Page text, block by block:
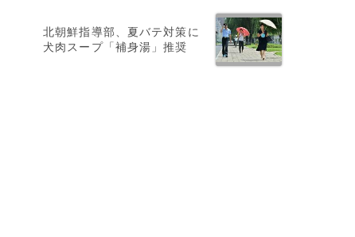
北朝鮮指導部、夏バテ対策に
犬肉スープ「補身湯」推奨